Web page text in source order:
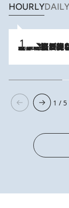
HOURLY
2026.8.5
【なぜ吉沢亮は「気配を消せる」のか？】興行収入208億の『国宝』を経て挑むミュージカル『ディア・エヴァン・ハンセン』。トップ俳優が舞台上でさらけ出した“孤独”とは
1 / 5